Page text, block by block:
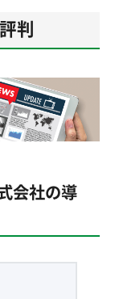
判
会社の導